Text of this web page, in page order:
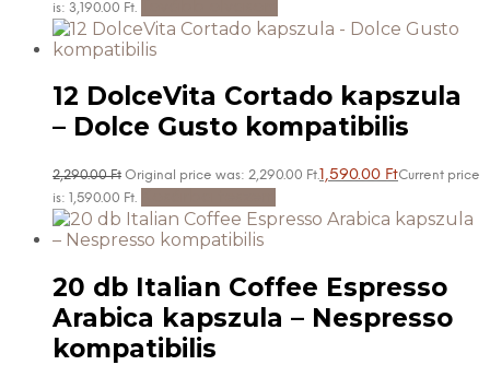
is: 3,190.00 Ft.
12 DolceVita Cortado kapszula
– Dolce Gusto kompatibilis
2,290.00Ft Original price was: 2,290.00 Ft.1,590.00 FtCurrent price
is: 1,590.00 Ft.
20 db Italian Coffee Espresso
Arabica kapszula – Nespresso
kompatibilis